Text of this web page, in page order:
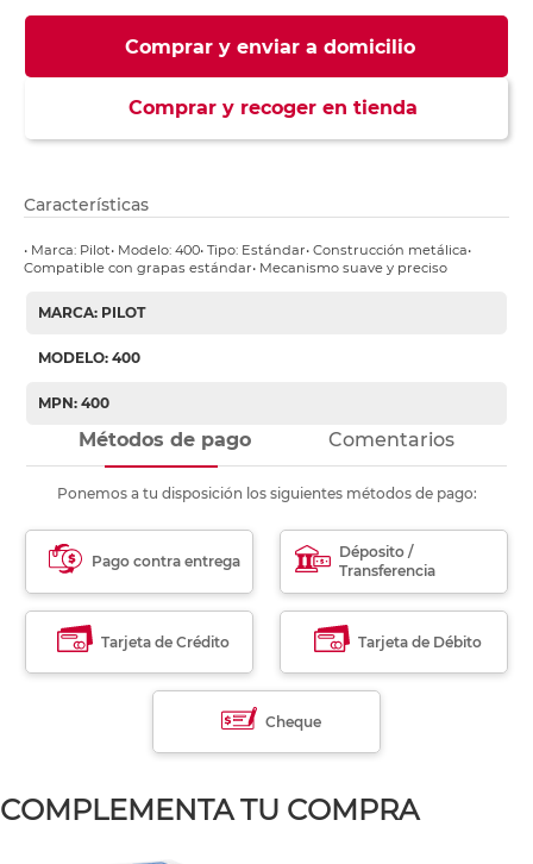
Comprar y enviar a domicilio
Comprar y recoger en tienda
Características
• Marca: Pilot• Modelo: 400• Tipo: Estándar• Construcción metálica•
Compatible con grapas estándar• Mecanismo suave y preciso
MARCA: PILOT
MODELO: 400
MPN: 400
Métodos de pago Comentarios
Ponemos a tu disposición los siguientes métodos de pago:
Pago contra entrega
Déposito /
Transferencia
Tarjeta de Crédito Tarjeta de Débito
Cheque
COMPLEMENTA TU COMPRA